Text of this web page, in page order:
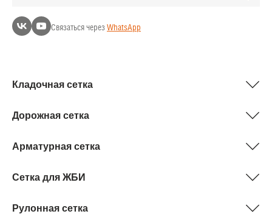
Связаться черезWhatsApp
Кладочная сетка
Дорожная сетка
Арматурная сетка
Сетка для ЖБИ
Рулонная сетка